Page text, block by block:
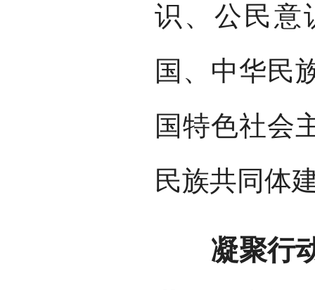
识、公民意
国、中华民
国特色社会
民族共同体
凝聚行动